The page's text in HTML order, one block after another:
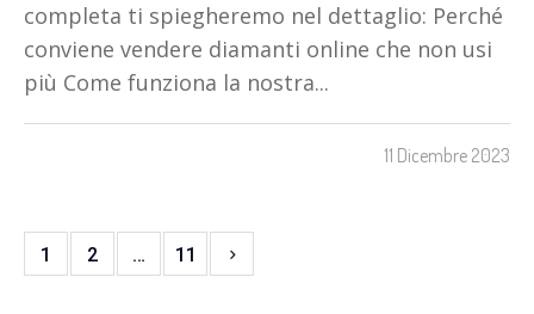
completa ti spiegheremo nel dettaglio: Perché
conviene vendere diamanti online che non usi
più Come funziona la nostra...
11 Dicembre 2023
1 2 … 11